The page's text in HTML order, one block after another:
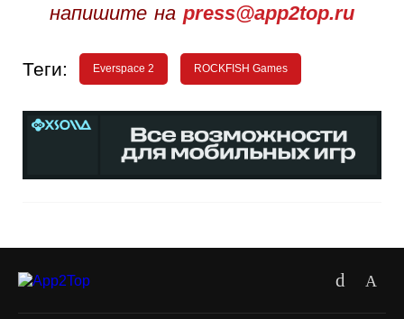
напишите на press@app2top.ru
Теги: Everspace 2 ROCKFISH Games